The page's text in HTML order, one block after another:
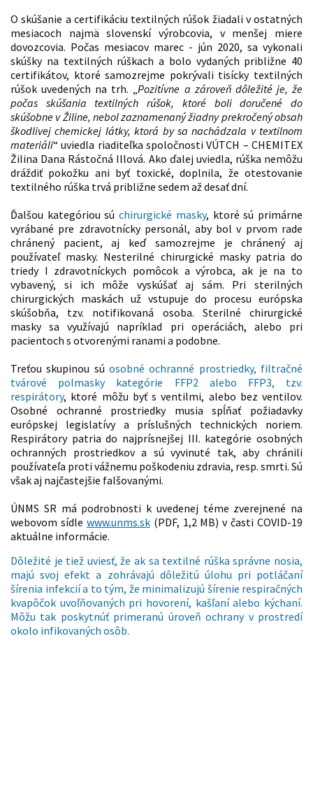
O skúšanie a certifikáciu textilných rúšok žiadali v ostatných
mesiacoch najmä slovenskí výrobcovia, v menšej miere
dovozcovia. Počas mesiacov marec - jún 2020, sa vykonali
skúšky na textilných rúškach a bolo vydaných približne 40
certifikátov, ktoré samozrejme pokrývali tisícky textilných
rúšok uvedených na trh. „Pozitívne a zároveň dôležité je, že
počas skúšania textilných rúšok, ktoré boli doručené do
skúšobne v Žiline, nebol zaznamenaný žiadny prekročený obsah
škodlivej chemickej látky, ktorá by sa nachádzala v textilnom
materiáli“ uviedla riaditeľka spoločnosti VÚTCH – CHEMITEX
Žilina Dana Rástočná Illová. Ako ďalej uviedla, rúška nemôžu
dráždiť pokožku ani byť toxické, doplnila, že otestovanie
textilného rúška trvá približne sedem až desať dní.
Ďalšou kategóriou súchirurgické masky, ktoré sú primárne
vyrábané pre zdravotnícky personál, aby bol v prvom rade
chránený pacient, aj keď samozrejme je chránený aj
používateľ masky. Nesterilné chirurgické masky patria do
triedy I zdravotníckych pomôcok a výrobca, ak je na to
vybavený, si ich môže vyskúšať aj sám. Pri sterilných
chirurgických maskách už vstupuje do procesu európska
skúšobňa, tzv. notifikovaná osoba. Sterilné chirurgické
masky sa využívajú napríklad pri operáciách, alebo pri
pacientoch s otvorenými ranami a podobne.
Treťou skupinou sú osobné ochranné prostriedky, filtračné
tvárové polmasky kategórie FFP2 alebo FFP3, tzv.
respirátory, ktoré môžu byť s ventilmi, alebo bez ventilov.
Osobné ochranné prostriedky musia spĺňať požiadavky
európskej legislatívy a príslušných technických noriem.
Respirátory patria do najprísnejšej III. kategórie osobných
ochranných prostriedkov a sú vyvinuté tak, aby chránili
používateľa proti vážnemu poškodeniu zdravia, resp. smrti. Sú
však aj najčastejšie falšovanými.
ÚNMS SR má podrobnosti k uvedenej téme zverejnené na
webovom sídle www.unms.sk(PDF, 1,2 MB) v časti COVID-19
aktuálne informácie.
Dôležité je tiež uviesť, že ak sa textilné rúška správne nosia,
majú svoj efekt a zohrávajú dôležitú úlohu pri potláčaní
šírenia infekcií a to tým, že minimalizujú šírenie respiračných
kvapôčok uvoľňovaných pri hovorení, kašľaní alebo kýchaní.
Môžu tak poskytnúť primeranú úroveň ochrany v prostredí
okolo infikovaných osôb.